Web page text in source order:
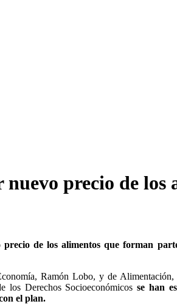
precio de los
de los alimentos que forman
Ramón Lobo, y de
los Derechos Socioeconómicosse han
el plan.